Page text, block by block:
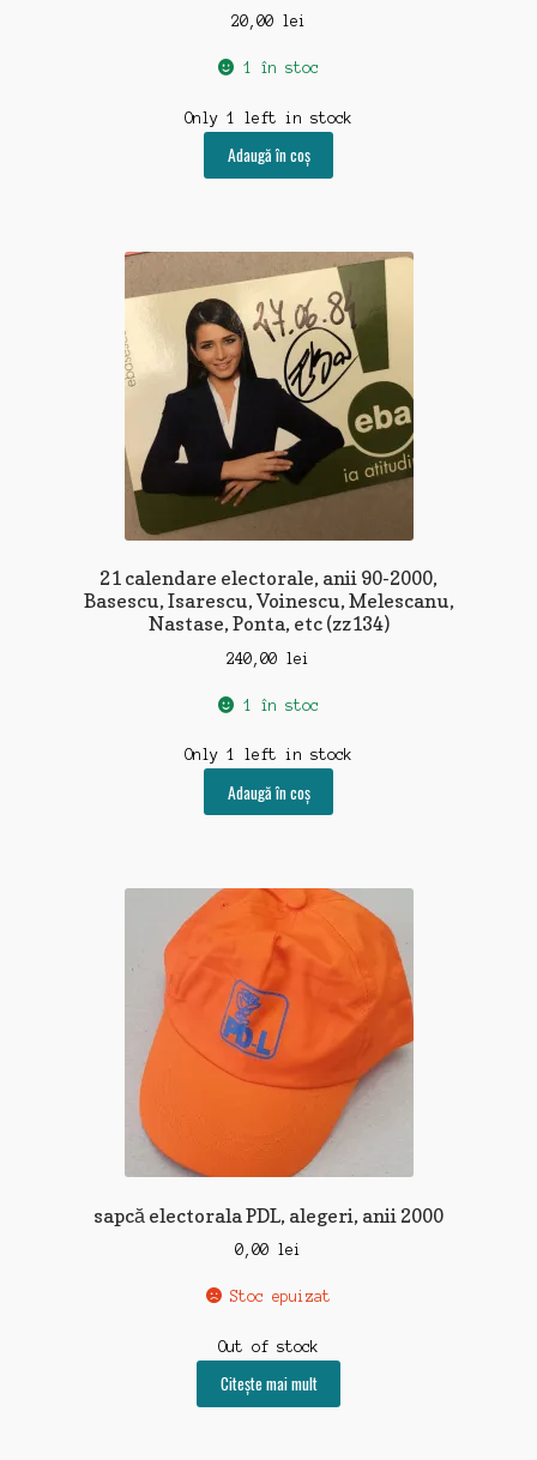
20,00 lei
1 în stoc
Only 1 left in stock
Adaugă în coș
21 calendare electorale, anii 90-2000,
Basescu, Isarescu, Voinescu, Melescanu,
Nastase, Ponta, etc (zz134)
240,00 lei
1 în stoc
Only 1 left in stock
Adaugă în coș
sapcă electorala PDL, alegeri, anii 2000
0,00 lei
Stoc epuizat
Out of stock
Citește mai mult